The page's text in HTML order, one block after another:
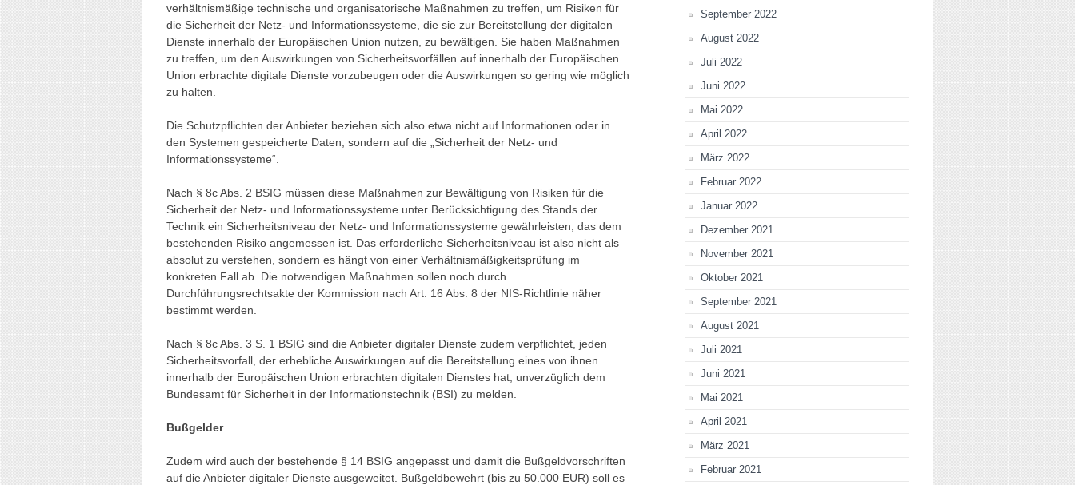
verhältnismäßige technische und organisatorische Maßnahmen zu treffen, um Risiken für
die Sicherheit der Netz- und Informationssysteme, die sie zur Bereitstellung der digitalen
Dienste innerhalb der Europäischen Union nutzen, zu bewältigen. Sie haben Maßnahmen
zu treffen, um den Auswirkungen von Sicherheitsvorfällen auf innerhalb der Europäischen
Union erbrachte digitale Dienste vorzubeugen oder die Auswirkungen so gering wie möglich
zu halten.
Die Schutzpflichten der Anbieter beziehen sich also etwa nicht auf Informationen oder in
den Systemen gespeicherte Daten, sondern auf die „Sicherheit der Netz- und
Informationssysteme“.
Nach § 8c Abs. 2 BSIG müssen diese Maßnahmen zur Bewältigung von Risiken für die
Sicherheit der Netz- und Informationssysteme unter Berücksichtigung des Stands der
Technik ein Sicherheitsniveau der Netz- und Informationssysteme gewährleisten, das dem
bestehenden Risiko angemessen ist. Das erforderliche Sicherheitsniveau ist also nicht als
absolut zu verstehen, sondern es hängt von einer Verhältnismäßigkeitsprüfung im
konkreten Fall ab. Die notwendigen Maßnahmen sollen noch durch
Durchführungsrechtsakte der Kommission nach Art. 16 Abs. 8 der NIS-Richtlinie näher
bestimmt werden.
Nach § 8c Abs. 3 S. 1 BSIG sind die Anbieter digitaler Dienste zudem verpflichtet, jeden
Sicherheitsvorfall, der erhebliche Auswirkungen auf die Bereitstellung eines von ihnen
innerhalb der Europäischen Union erbrachten digitalen Dienstes hat, unverzüglich dem
Bundesamt für Sicherheit in der Informationstechnik (BSI) zu melden.
Bußgelder
Zudem wird auch der bestehende § 14 BSIG angepasst und damit die Bußgeldvorschriften
auf die Anbieter digitaler Dienste ausgeweitet. Bußgeldbewehrt (bis zu 50.000 EUR) soll es
September 2022
August 2022
Juli 2022
Juni 2022
Mai 2022
April 2022
März 2022
Februar 2022
Januar 2022
Dezember 2021
November 2021
Oktober 2021
September 2021
August 2021
Juli 2021
Juni 2021
Mai 2021
April 2021
März 2021
Februar 2021